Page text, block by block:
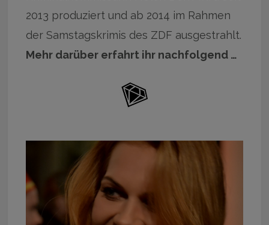
2013 produziert und ab 2014 im Rahmen
der Samstagskrimis des ZDF ausgestrahlt.
Mehr darüber erfahrt ihr nachfolgend …